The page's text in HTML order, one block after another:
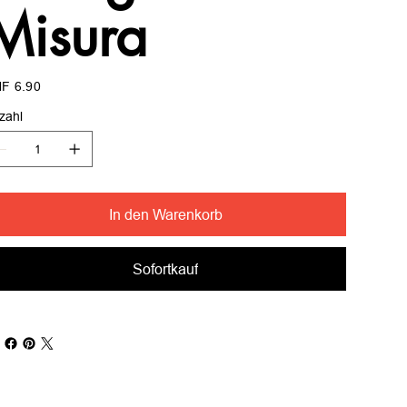
6.90
In den Warenkorb
Sofortkauf